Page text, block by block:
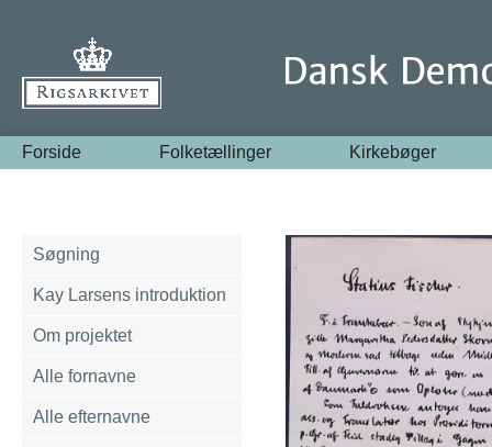
Forside Folketællinger Kirkebøger
Søgning
Kay Larsens introduktion
Om projektet
Alle fornavne
Alle efternavne